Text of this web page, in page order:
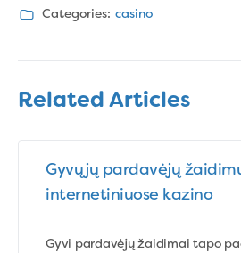
Categories: casino
Related Articles
Gyvųjų pardavėjų
internetiniuose kazino
Gyvi pardavėjų žaidimai tapo